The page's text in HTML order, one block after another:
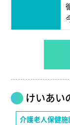
けいあい
介護老人保健施